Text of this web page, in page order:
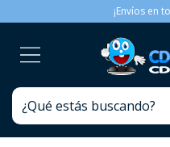
¡Envíos en